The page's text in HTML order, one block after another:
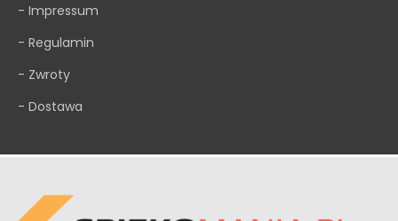
- Impressum
- Regulamin
- Zwroty
- Dostawa